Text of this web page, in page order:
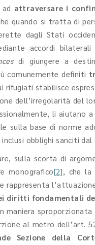
attraversare i
quando si tratta di
dagli Stati
accordi
di giungere a
comunemente definiti
rifugiati stabilisce
dell’irregolarità del
li aiutano
sulla base di norme
inclusi obblighi sanciti
sulla scorta di
monografico[2], che la
rappresenta
fondamentali
maniera
al metro dell’art.
Sezione della